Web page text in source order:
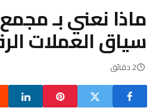
ماذا نعني بـ
سياق العملات
2 دقائق